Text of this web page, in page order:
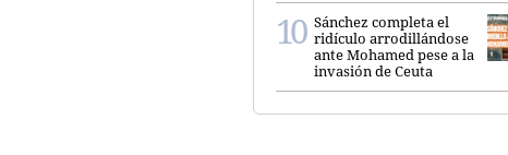
Sánchez completa el
ridículo arrodillándose
ante Mohamed pese a la
invasión de Ceuta